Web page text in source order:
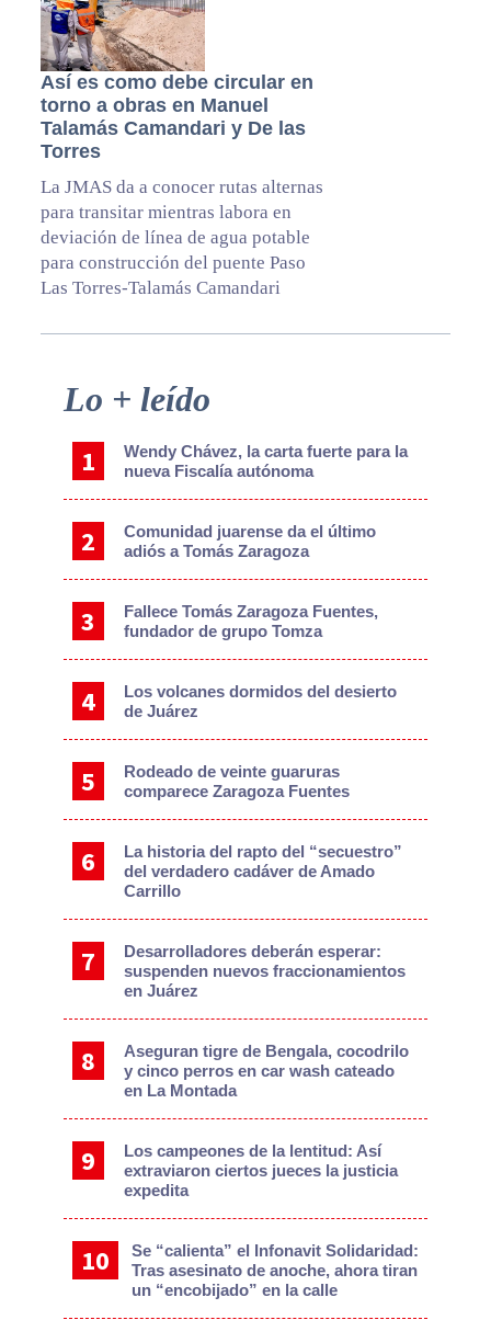
Así es como debe circular en
torno a obras en Manuel
Talamás Camandari y De las
Torres
La JMAS da a conocer rutas alternas
para transitar mientras labora en
deviación de línea de agua potable
para construcción del puente Paso
Las Torres-Talamás Camandari
Primary
Lo + leído
Wendy Chávez, la carta fuerte para la
nueva Fiscalía autónoma
Comunidad juarense da el último
adiós a Tomás Zaragoza
Fallece Tomás Zaragoza Fuentes,
fundador de grupo Tomza
Los volcanes dormidos del desierto
de Juárez
Rodeado de veinte guaruras
comparece Zaragoza Fuentes
La historia del rapto del “secuestro”
del verdadero cadáver de Amado
Carrillo
Desarrolladores deberán esperar:
suspenden nuevos fraccionamientos
en Juárez
Aseguran tigre de Bengala, cocodrilo
y cinco perros en car wash cateado
en La Montada
Los campeones de la lentitud: Así
extraviaron ciertos jueces la justicia
expedita
Se “calienta” el Infonavit Solidaridad:
Tras asesinato de anoche, ahora tiran
un “encobijado” en la calle